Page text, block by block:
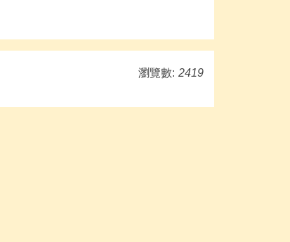
瀏覽數: 2419